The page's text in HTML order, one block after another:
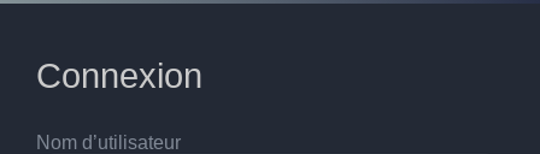
Connexion
Nom d’utilisateur